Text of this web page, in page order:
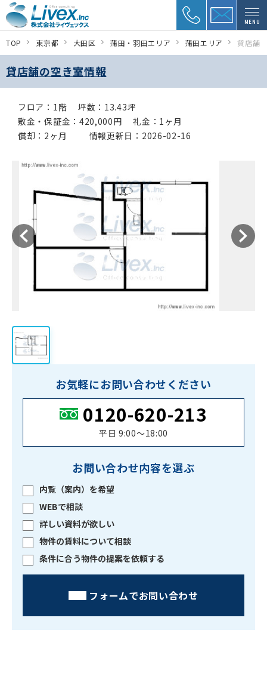
MENU
TOP 東京都 大田区 蒲田・羽田エリア 蒲田エリア 貸店舗
貸店舗の空き室情報
フロア：1階
坪数：13.43坪
敷金・保証金：420,000円
礼金：1ヶ月
償却：2ヶ月
情報更新日：2026-02-16
お気軽にお問い合わせください
0120-620-213
平日 9:00〜18:00
お問い合わせ内容を選ぶ
内覧（案内）を希望
WEBで相談
詳しい資料が欲しい
物件の賃料について相談
条件に合う物件の提案を依頼する
フォームでお問い合わせ